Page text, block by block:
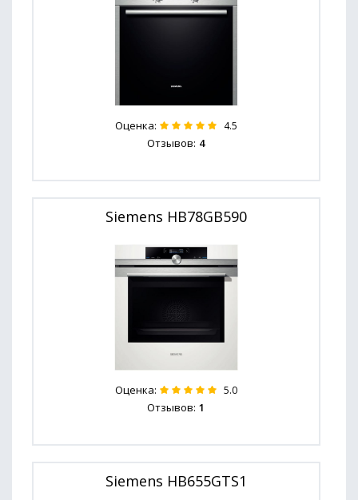
Оценка: 4.5
Отзывов: 4
Siemens HB78GB590
Оценка: 5.0
Отзывов: 1
Siemens HB655GTS1